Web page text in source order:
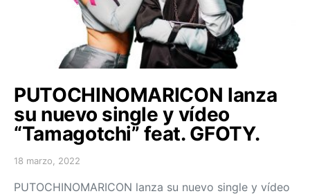
PUTOCHINOMARICON lanza
su nuevo single y vídeo
“Tamagotchi” feat. GFOTY.
Posted on
18 marzo, 2022
PUTOCHINOMARICON lanza su nuevo single y vídeo